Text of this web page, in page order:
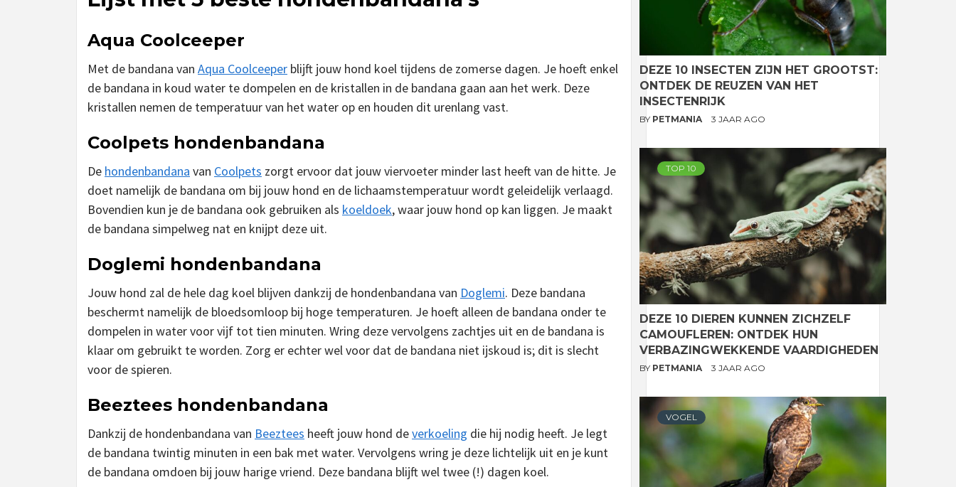
Aqua Coolceeper
Met de bandana van Aqua Coolceeper blijft jouw hond koel tijdens de zomerse dagen. Je hoeft enkel
de bandana in koud water te dompelen en de kristallen in de bandana gaan aan het werk. Deze
kristallen nemen de temperatuur van het water op en houden dit urenlang vast.
Coolpets hondenbandana
De hondenbandana van Coolpets zorgt ervoor dat jouw viervoeter minder last heeft van de hitte. Je
doet namelijk de bandana om bij jouw hond en de lichaamstemperatuur wordt geleidelijk verlaagd.
Bovendien kun je de bandana ook gebruiken als koeldoek, waar jouw hond op kan liggen. Je maakt
de bandana simpelweg nat en knijpt deze uit.
Doglemi hondenbandana
Jouw hond zal de hele dag koel blijven dankzij de hondenbandana van Doglemi. Deze bandana
beschermt namelijk de bloedsomloop bij hoge temperaturen. Je hoeft alleen de bandana onder te
dompelen in water voor vijf tot tien minuten. Wring deze vervolgens zachtjes uit en de bandana is
klaar om gebruikt te worden. Zorg er echter wel voor dat de bandana niet ijskoud is; dit is slecht
voor de spieren.
Beeztees hondenbandana
Dankzij de hondenbandana van Beeztees heeft jouw hond deverkoeling die hij nodig heeft. Je legt
de bandana twintig minuten in een bak met water. Vervolgens wring je deze lichtelijk uit en je kunt
de bandana omdoen bij jouw harige vriend. Deze bandana blijft wel twee (!) dagen koel.
DEZE 10 INSECTEN ZIJN HET GROOTST:
ONTDEK DE REUZEN VAN HET
INSECTENRIJK
BY PETMANIA 3 JAAR AGO
TOP 10
DEZE 10 DIEREN KUNNEN ZICHZELF
CAMOUFLEREN: ONTDEK HUN
VERBAZINGWEKKENDE VAARDIGHEDEN
BY PETMANIA 3 JAAR AGO
VOGEL